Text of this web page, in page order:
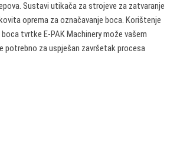
Sustavi utikača za strojeve za zatvaranje
oprema za označavanje boca. Korištenje
tvrtke E-PAK Machinery može vašem
za uspješan završetak procesa